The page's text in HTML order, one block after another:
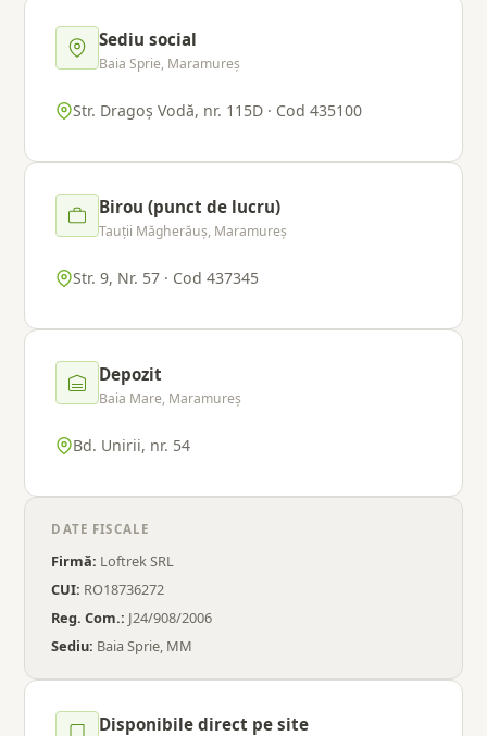
Sediu social
Baia Sprie, Maramureș
Str. Dragoș Vodă, nr. 115D · Cod 435100
Birou (punct de lucru)
Tauții Măgherăuș, Maramureș
Str. 9, Nr. 57 · Cod 437345
Depozit
Baia Mare, Maramureș
Bd. Unirii, nr. 54
DATE FISCALE
Firmă: Loftrek SRL
CUI: RO18736272
Reg. Com.: J24/908/2006
Sediu: Baia Sprie, MM
Disponibile direct pe site